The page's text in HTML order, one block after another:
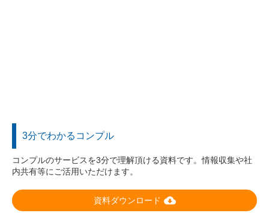
3分でわかるコンプル
コンプルのサービスを3分で理解頂ける資料です。情報収集や社
内共有等にご活用いただけます。
資料ダウンロード cloud_download